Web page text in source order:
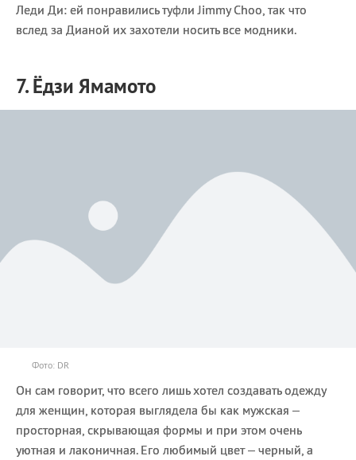
Леди Ди: ей понравились туфли Jimmy Choo, так что
вслед за Дианой их захотели носить все модники.
7. Ёдзи Ямамото
Фото: DR
Он сам говорит, что всего лишь хотел создавать одежду
для женщин, которая выглядела бы как мужская –
просторная, скрывающая формы и при этом очень
уютная и лаконичная. Его любимый цвет – черный, а